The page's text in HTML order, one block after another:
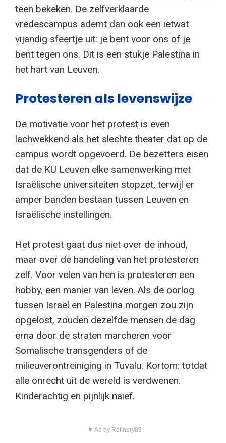
teen bekeken. De zelfverklaarde
vredescampus ademt dan ook een ietwat
vijandig sfeertje uit: je bent voor ons of je
bent tegen ons. Dit is een stukje Palestina in
het hart van Leuven.
Protesteren als levenswijze
De motivatie voor het protest is even
lachwekkend als het slechte theater dat op de
campus wordt opgevoerd. De bezetters eisen
dat de KU Leuven elke samenwerking met
Israëlische universiteiten stopzet, terwijl er
amper banden bestaan tussen Leuven en
Israëlische instellingen.
Het protest gaat dus niet over de inhoud,
maar over de handeling van het protesteren
zelf. Voor velen van hen is protesteren een
hobby, een manier van leven. Als de oorlog
tussen Israël en Palestina morgen zou zijn
opgelost, zouden dezelfde mensen de dag
erna door de straten marcheren voor
Somalische transgenders of de
milieuverontreiniging in Tuvalu. Kortom: totdat
alle onrecht uit de wereld is verdwenen.
Kinderachtig en pijnlijk naïef.
▼ Ad by Refinery89